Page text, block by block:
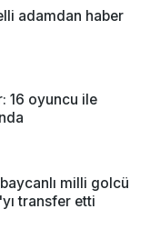
adamdan haber
16 oyuncu ile
milli golcü
transfer etti